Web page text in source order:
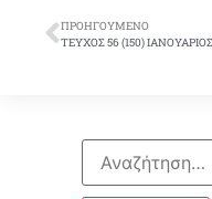
ΠΡΟΗΓΟΎΜΕΝΟ
ΤΕΥΧΟΣ 56 (150)